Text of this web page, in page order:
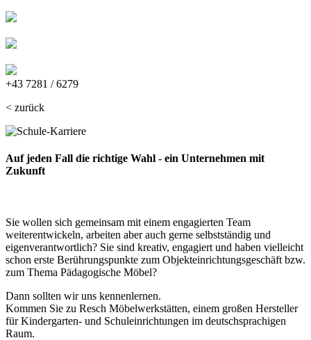
+43 7281 / 6279
< zurück
Auf jeden Fall die richtige Wahl - ein Unternehmen mit
Zukunft
Sie wollen sich gemeinsam mit einem engagierten Team
weiterentwickeln, arbeiten aber auch gerne selbstständig und
eigenverantwortlich? Sie sind kreativ, engagiert und haben vielleicht
schon erste Berührungspunkte zum Objekteinrichtungsgeschäft bzw.
zum Thema Pädagogische Möbel?
Dann sollten wir uns kennenlernen.
Kommen Sie zu Resch Möbelwerkstätten, einem großen Hersteller
für Kindergarten- und Schuleinrichtungen im deutschsprachigen
Raum.